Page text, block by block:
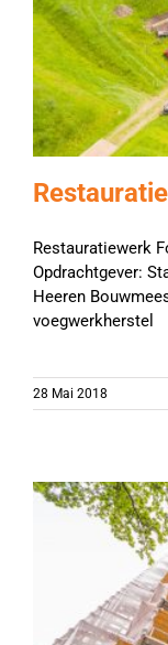
Restauratiewerk
Opdrachtgever:
Heeren
voegwerkherstel
28 Mai 2018